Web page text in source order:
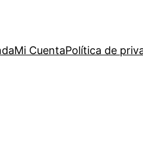
Mi CuentaPolítica de